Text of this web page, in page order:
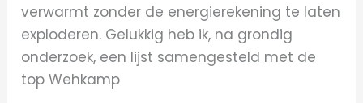
verwarmt zonder de energierekening te laten
exploderen. Gelukkig heb ik, na grondig
onderzoek, een lijst samengesteld met de
top Wehkamp